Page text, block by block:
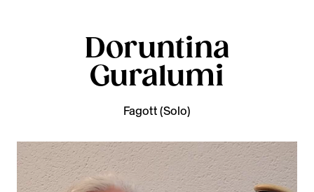
Doruntina
Guralumi
Fagott (Solo)